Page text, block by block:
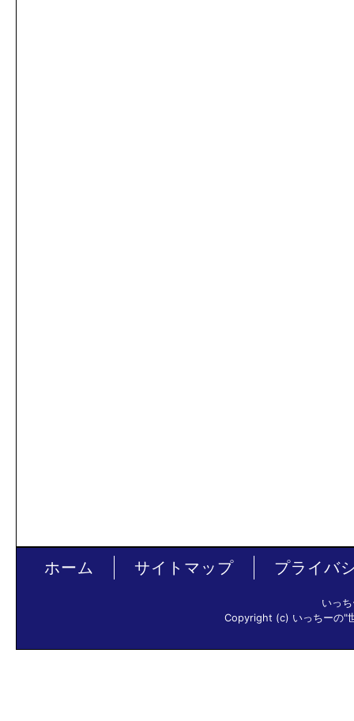
ホーム サイトマップ プライバ
いっ
Copyright (c) いっちーの"